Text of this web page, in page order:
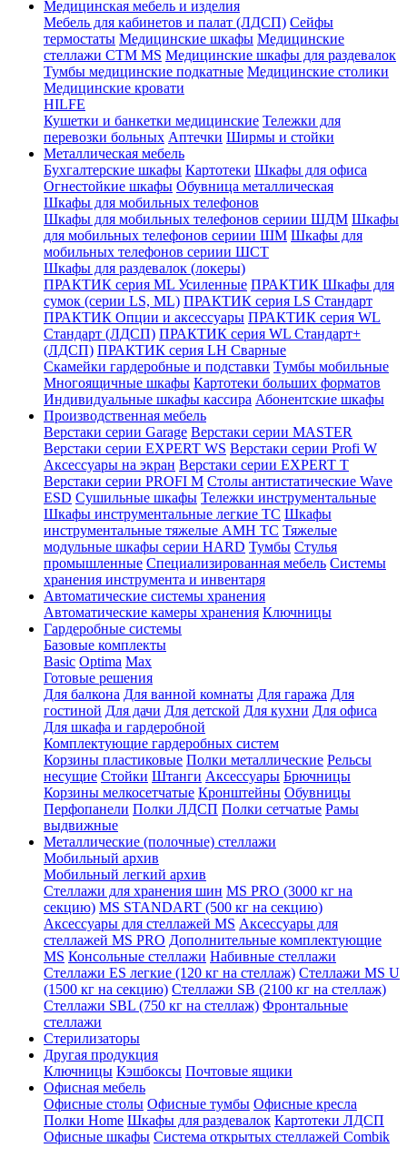
Медицинская мебель и изделия
Мебель для кабинетов и палат (ЛДСП) Сейфы
термостаты Медицинские шкафы Медицинские
стеллажи CTM MS Медицинские шкафы для раздевалок
Тумбы медицинские подкатные Медицинские столики
Медицинские кровати
HILFE
Кушетки и банкетки медицинские Тележки для
перевозки больных Аптечки Ширмы и стойки
Металлическая мебель
Бухгалтерские шкафы Картотеки Шкафы для офиса
Огнестойкие шкафы Обувница металлическая
Шкафы для мобильных телефонов
Шкафы для мобильных телефонов сериии ШДМ Шкафы
для мобильных телефонов сериии ШМ Шкафы для
мобильных телефонов сериии ШСТ
Шкафы для раздевалок (локеры)
ПРАКТИК серия ML Усиленные ПРАКТИК Шкафы для
сумок (серии LS, ML) ПРАКТИК cерия LS Стандарт
ПРАКТИК Опции и аксессуары ПРАКТИК серия WL
Стандарт (ЛДСП) ПРАКТИК серия WL Стандарт+
(ЛДСП) ПРАКТИК серия LH Сварные
Скамейки гардеробные и подставки Тумбы мобильные
Многоящичные шкафы Картотеки больших форматов
Индивидуальные шкафы кассира Абонентские шкафы
Производственная мебель
Верстаки серии Garage Верстаки серии MASTER
Верстаки серии EXPERT WS Верстаки серии Profi W
Аксессуары на экран Верстаки серии EXPERT T
Верстаки серии PROFI M Столы антистатические Wave
ESD Cушильные шкафы Тележки инструментальные
Шкафы инструментальные легкие ТС Шкафы
инструментальные тяжелые AMH TC Тяжелые
модульные шкафы серии HARD Тумбы Стулья
промышленные Cпециализированная мебель Системы
хранения инструмента и инвентаря
Автоматические системы хранения
Автоматические камеры хранения Ключницы
Гардеробные системы
Базовые комплекты
Basic Optima Max
Готовые решения
Для балкона Для ванной комнаты Для гаража Для
гостиной Для дачи Для детской Для кухни Для офиса
Для шкафа и гардеробной
Комплектующие гардеробных систем
Корзины пластиковые Полки металлические Рельсы
несущие Стойки Штанги Аксессуары Брючницы
Корзины мелкосетчатые Кронштейны Обувницы
Перфопанели Полки ЛДСП Полки сетчатые Рамы
выдвижные
Металлические (полочные) стеллажи
Мобильный архив
Мобильный легкий архив
Стеллажи для хранения шин MS PRO (3000 кг на
секцию) MS STANDART (500 кг на секцию)
Аксессуары для стеллажей MS Аксессуары для
стеллажей MS PRO Дополнительные комплектующие
MS Консольные стеллажи Набивные стеллажи
Стеллажи ES легкие (120 кг на стеллаж) Стеллажи MS U
(1500 кг на секцию) Стеллажи SB (2100 кг на стеллаж)
Стеллажи SBL (750 кг на стеллаж) Фронтальные
стеллажи
Стерилизаторы
Другая продукция
Ключницы Кэшбоксы Почтовые ящики
Офисная мебель
Офисные столы Офисные тумбы Офисные кресла
Полки Home Шкафы для раздевалок Картотеки ЛДСП
Офисные шкафы Система открытых стеллажей Combik